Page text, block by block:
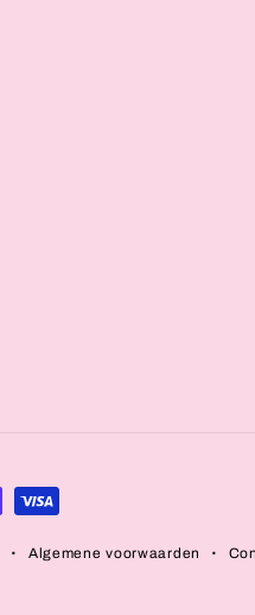
Algemene voorwaarden